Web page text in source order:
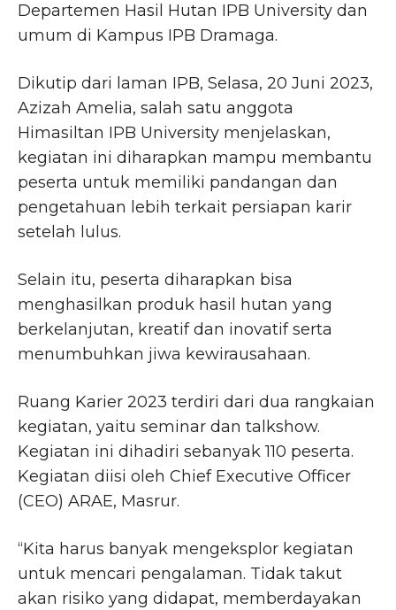
Departemen Hasil Hutan IPB University dan
umum di Kampus IPB Dramaga.
Dikutip dari laman IPB, Selasa, 20 Juni 2023,
Azizah Amelia, salah satu anggota
Himasiltan IPB University menjelaskan,
kegiatan ini diharapkan mampu membantu
peserta untuk memiliki pandangan dan
pengetahuan lebih terkait persiapan karir
setelah lulus.
Selain itu, peserta diharapkan bisa
menghasilkan produk hasil hutan yang
berkelanjutan, kreatif dan inovatif serta
menumbuhkan jiwa kewirausahaan.
Ruang Karier 2023 terdiri dari dua rangkaian
kegiatan, yaitu seminar dan talkshow.
Kegiatan ini dihadiri sebanyak 110 peserta.
Kegiatan diisi oleh Chief Executive Officer
(CEO) ARAE, Masrur.
“Kita harus banyak mengeksplor kegiatan
untuk mencari pengalaman. Tidak takut
akan risiko yang didapat, memberdayakan